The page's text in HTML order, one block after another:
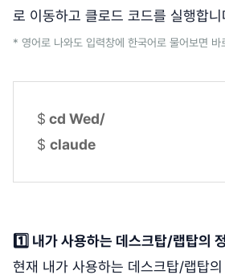
로 이동하고 클로드 코드를 실행합니
* 영어로 나와도 입력창에 한국어로 물어보면 바
$ cd Wed/
$ claude
1️⃣ 내가 사용하는 데스크탑/랩탑의
현재 내가 사용하는 데스크탑/랩탑